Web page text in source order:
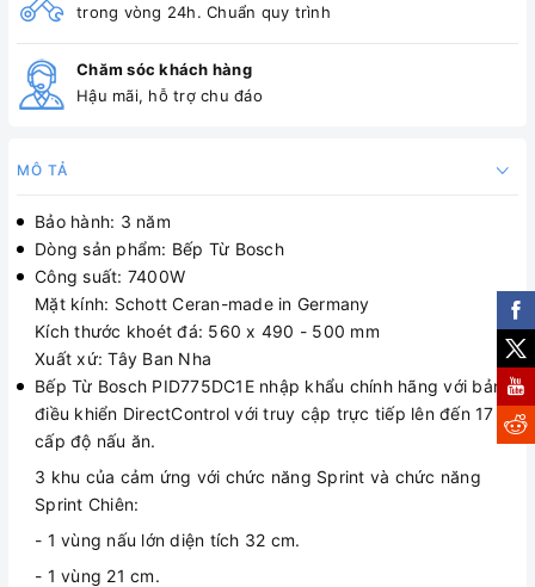
trong vòng 24h. Chuẩn quy trình
Chăm sóc khách hàng
Hậu mãi, hỗ trợ chu đáo
MÔ TẢ
Bảo hành: 3 năm
Dòng sản phẩm: Bếp Từ Bosch
Công suất: 7400W
Mặt kính: Schott Ceran-made in Germany
Kích thước khoét đá: 560 x 490 - 500 mm
Xuất xứ: Tây Ban Nha
Bếp Từ Bosch PID775DC1E nhập khẩu chính hãng với bảng
điều khiển DirectControl với truy cập trực tiếp lên đến 17
cấp độ nấu ăn.
3 khu của cảm ứng với chức năng Sprint và chức năng
Sprint Chiên:
- 1 vùng nấu lớn diện tích 32 cm.
- 1 vùng 21 cm.